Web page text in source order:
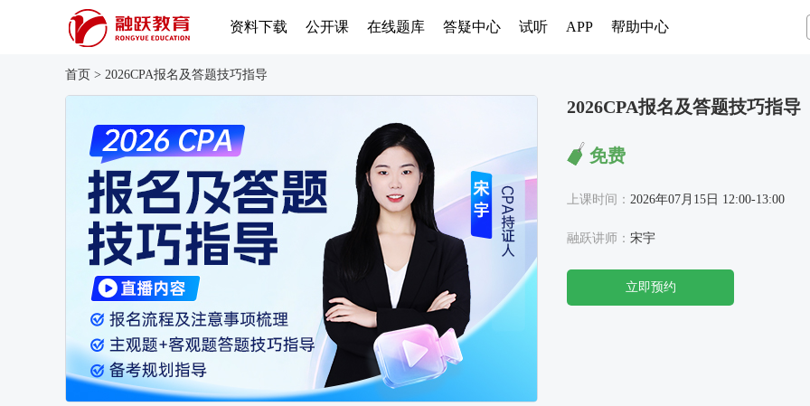
资料下载 公开课 在线题库 答疑中心 试听 APP 帮助中心
首页 > 2026CPA报名及答题技巧指导
2026CPA报名及答题技巧指导
免费
上课时间： 2026年07月15日 12:00-13:00
融跃讲师： 宋宇
立即预约